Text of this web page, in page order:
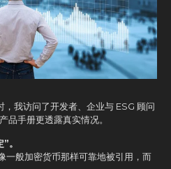
我访问了开发者、企业与 ESG 顾问
品手册更透露真实情况。
。
般加密货币那样可靠地被引用，而